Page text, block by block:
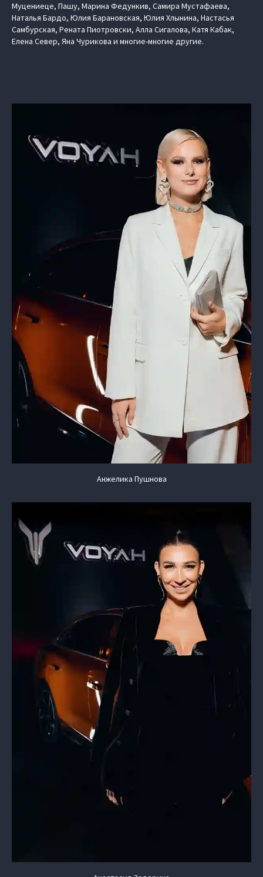
Муцениеце, Пашу, Марина Федункив, Самира Мустафаева,
Наталья Бардо, Юлия Барановская, Юлия Хлынина, Настасья
Самбурская, Рената Пиотровски, Алла Сигалова, Катя Кабак,
Елена Север, Яна Чурикова и многие-многие другие.
Анжелика Пушнова